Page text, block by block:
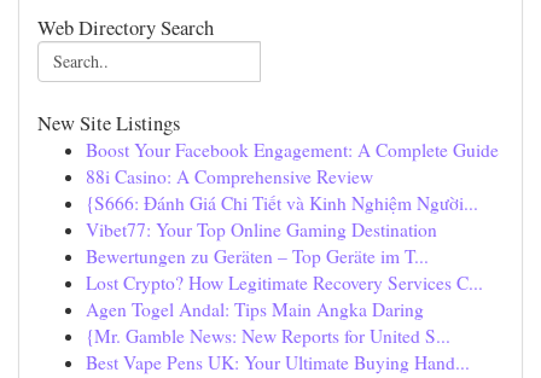
Web Directory Search
New Site Listings
Boost Your Facebook Engagement: A Complete Guide
88i Casino: A Comprehensive Review
{S666: Đánh Giá Chi Tiết và Kinh Nghiệm Người...
Vibet77: Your Top Online Gaming Destination
Bewertungen zu Geräten – Top Geräte im T...
Lost Crypto? How Legitimate Recovery Services C...
Agen Togel Andal: Tips Main Angka Daring
{Mr. Gamble News: New Reports for United S...
Best Vape Pens UK: Your Ultimate Buying Hand...